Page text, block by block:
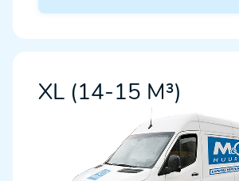
XL (14-15 M³)